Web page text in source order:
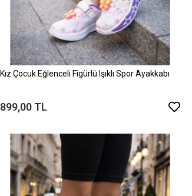
Kız Çocuk Eğlenceli Figürlü Işıklı Spor Ayakkabı
899,00 TL